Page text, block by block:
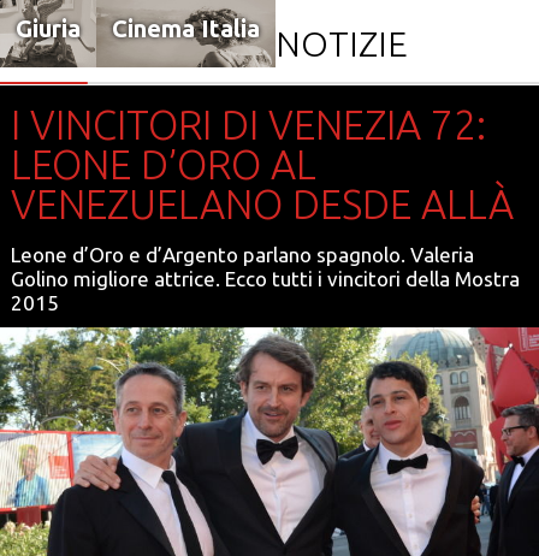
Giuria Cinema Italia NOTIZIE
I VINCITORI DI VENEZIA 72:
LEONE D’ORO AL
VENEZUELANO DESDE ALLÀ
Leone d’Oro e d’Argento parlano spagnolo. Valeria
Golino migliore attrice. Ecco tutti i vincitori della Mostra
2015